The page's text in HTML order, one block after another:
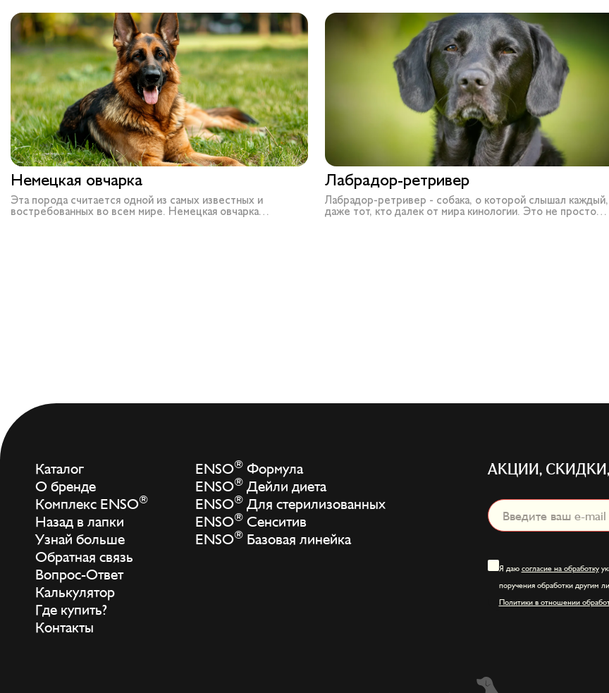
Немецкая овчарка
Эта порода считается одной из самых известных и
востребованных во всем мире. Немецкая овчарка
Лабрадор-ретривер
Лабрадор-ретривер - собака, о которой слышал каждый,
даже тот, кто далек от мира кинологии. Это не просто
Каталог
О бренде
Комплекс ENSO®
Назад в лапки
Узнай больше
Обратная связь
Вопрос-Ответ
Калькулятор
Где купить?
Контакты
ENSO®Формула
ENSO®Дейли диета
ENSO®Для стерилизованных
ENSO®Сенситив
ENSO®Базовая линейка
АКЦИИ, СКИДКИ,
Я даю согласие на обработку
поручения обработки другим
Политики в отношении